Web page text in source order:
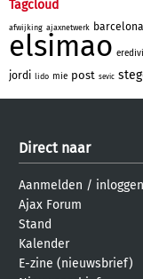
Tagcloud
afwijking ajaxnetwerk barcelona
elsimao
jordi lido mie post sevic
Direct naar
Aanmelden / inloggen
Ajax Forum
Stand
Kalender
E-zine (nieuwsbrief)